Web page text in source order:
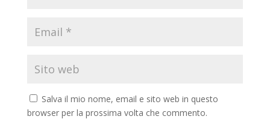
Salva il mio nome, email e sito web in questo
browser per la prossima volta che commento.